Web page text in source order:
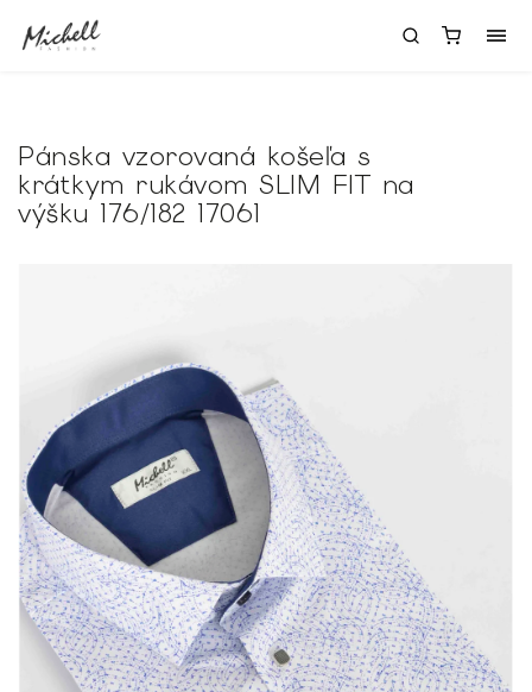
Pánska vzorovaná košeľa s
krátkym rukávom SLIM FIT na
výšku 176/182 17061